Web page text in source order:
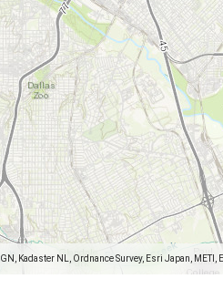
Kadaster NL, Ordnance Survey, Esri Japan,